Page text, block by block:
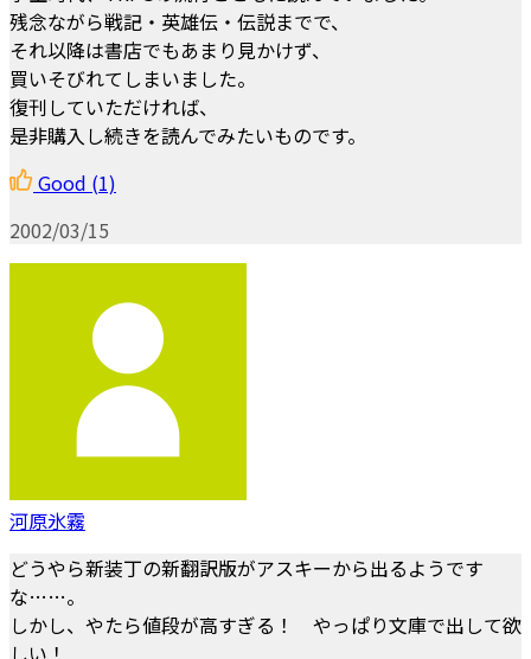
残念ながら戦記・英雄伝・伝説までで、
それ以降は書店でもあまり見かけず、
買いそびれてしまいました。
復刊していただければ、
是非購入し続きを読んでみたいものです。
Good (1)
2002/03/15
河原氷霧
どうやら新装丁の新翻訳版がアスキーから出るようです
な……。
しかし、やたら値段が高すぎる！ やっぱり文庫で出して欲
しい！